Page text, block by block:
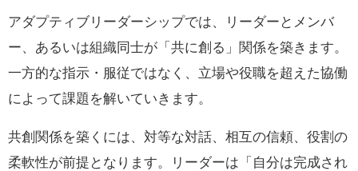
アダプティブリーダーシップでは、リーダーとメンバ
ー、あるいは組織同士が「共に創る」関係を築きます。
一方的な指示・服従ではなく、立場や役職を超えた協働
によって課題を解いていきます。
共創関係を築くには、対等な対話、相互の信頼、役割の
柔軟性が前提となります。リーダーは「自分は完成され